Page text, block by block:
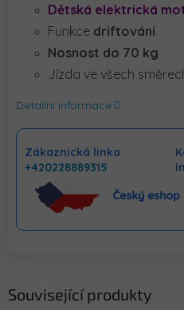
Dětská elektrická
Funkce driftování
Nosnost do 70 kg
Jízda ve všech
Detailní informace
Zákaznická linka
+420228889315
Související produkty